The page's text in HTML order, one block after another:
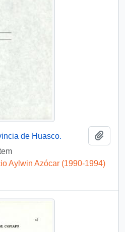
de Huasco.
Aylwin Azócar (1990-1994)